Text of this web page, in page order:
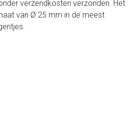
verzendkosten verzonden. Het
van Ø 25 mm in de meest